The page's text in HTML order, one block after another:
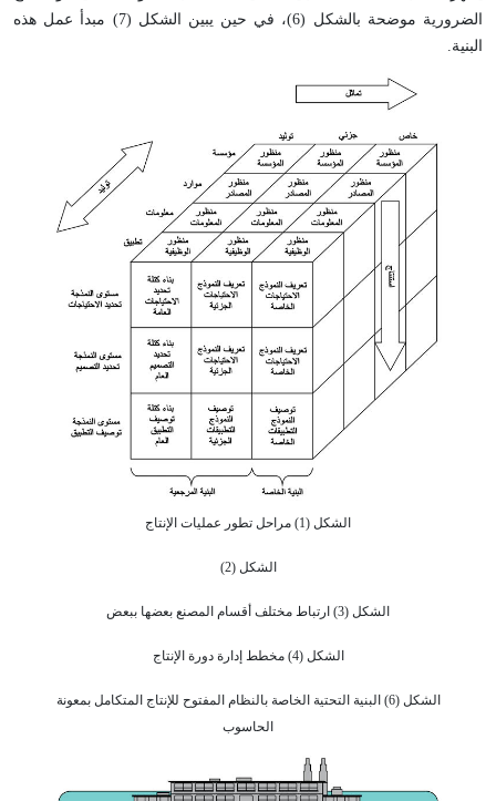
الضرورية موضحة بالشكل (6)، في حين يبين الشكل (7) مبدأ عمل هذه
البنية.
الشكل (1) مراحل تطور عمليات الإنتاج
الشكل (2)
الشكل (3) ارتباط مختلف أقسام المصنع بعضها ببعض
الشكل (4) مخطط إدارة دورة الإنتاج
الشكل (6) البنية التحتية الخاصة بالنظام المفتوح للإنتاج المتكامل بمعونة
الحاسوب